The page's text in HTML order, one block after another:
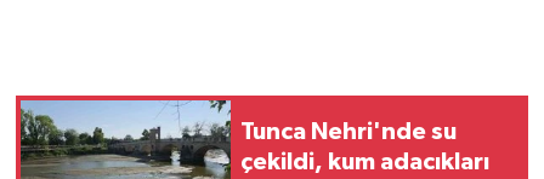
Tunca Nehri'nde su
çekildi, kum adacıkları
GÜNDEM
Güvenlik